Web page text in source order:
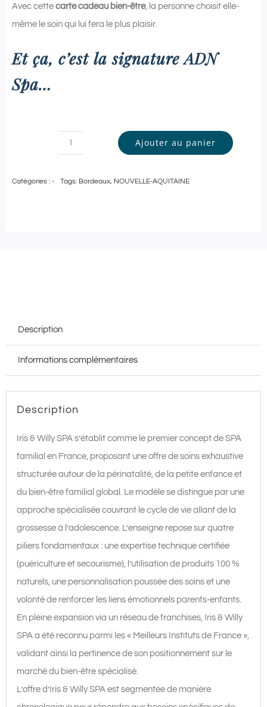
Avec cette carte cadeau bien-être, la personne choisit elle-
même le soin qui lui fera le plus plaisir.
Et ça, c’est la signature ADN
Spa…
Pass
utiliser
au
Spa
Bordeaux
-
Le
Bouscat
Ajouter au panier
Catégories : - Tags: Bordeaux, NOUVELLE-AQUITAINE
Description
Informations complémentaires
Description
Iris & Willy SPA s’établit comme le premier concept de SPA
familial en France, proposant une offre de soins exhaustive
structurée autour de la périnatalité, de la petite enfance et
du bien-être familial global. Le modèle se distingue par une
approche spécialisée couvrant le cycle de vie allant de la
grossesse à l’adolescence. L’enseigne repose sur quatre
piliers fondamentaux : une expertise technique certifiée
(puériculture et secourisme), l’utilisation de produits 100 %
naturels, une personnalisation poussée des soins et une
volonté de renforcer les liens émotionnels parents-enfants.
En pleine expansion via un réseau de franchises, Iris & Willy
SPA a été reconnu parmi les « Meilleurs Instituts de France »,
validant ainsi la pertinence de son positionnement sur le
marché du bien-être spécialisé.
L’offre d’Iris & Willy SPA est segmentée de manière